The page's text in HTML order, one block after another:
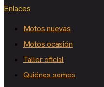
Enlaces
Motos nuevas
Motos ocasión
Taller oficial
Quiénes somos